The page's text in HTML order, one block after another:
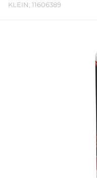
KLEIN; 11606389